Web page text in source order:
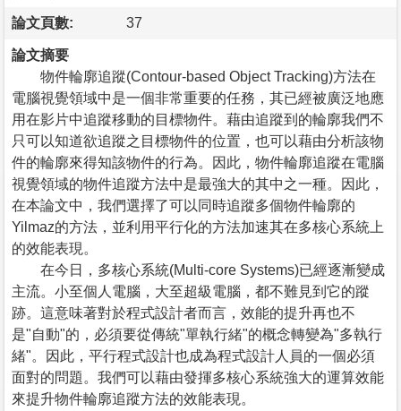
論文頁數: 37
論文摘要
物件輪廓追蹤(Contour-based Object Tracking)方法在
電腦視覺領域中是一個非常重要的任務，其已經被廣泛地應
用在影片中追蹤移動的目標物件。藉由追蹤到的輪廓我們不
只可以知道欲追蹤之目標物件的位置，也可以藉由分析該物
件的輪廓來得知該物件的行為。因此，物件輪廓追蹤在電腦
視覺領域的物件追蹤方法中是最強大的其中之一種。因此，
在本論文中，我們選擇了可以同時追蹤多個物件輪廓的
Yilmaz的方法，並利用平行化的方法加速其在多核心系統上
的效能表現。
在今日，多核心系統(Multi-core Systems)已經逐漸變成
主流。小至個人電腦，大至超級電腦，都不難見到它的蹤
跡。這意味著對於程式設計者而言，效能的提升再也不
是"自動"的，必須要從傳統"單執行緒"的概念轉變為"多執行
緒"。因此，平行程式設計也成為程式設計人員的一個必須
面對的問題。我們可以藉由發揮多核心系統強大的運算效能
來提升物件輪廓追蹤方法的效能表現。